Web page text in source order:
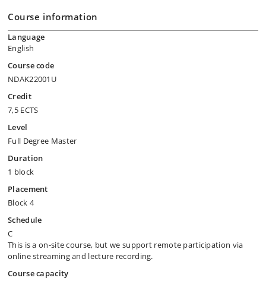
Course information
Language
English
Course code
NDAK22001U
Credit
7,5 ECTS
Level
Full Degree Master
Duration
1 block
Placement
Block 4
Schedule
C
This is a on-site course, but we support remote participation via
online streaming and lecture recording.
Course capacity